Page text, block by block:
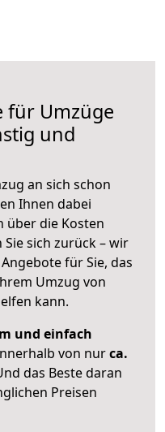
für Umzüge
und
an sich schon
Ihnen dabei
über die Kosten
sich zurück – wir
für Sie, das
Umzug von
kann.
und einfach
von nurca.
das Beste daran
Preisen